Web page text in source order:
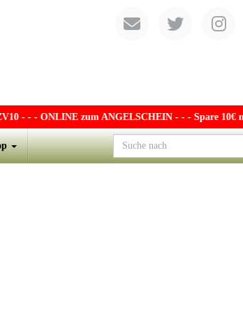
- - - ONLINE zum ANGELSCHEIN - - - Spare 10€